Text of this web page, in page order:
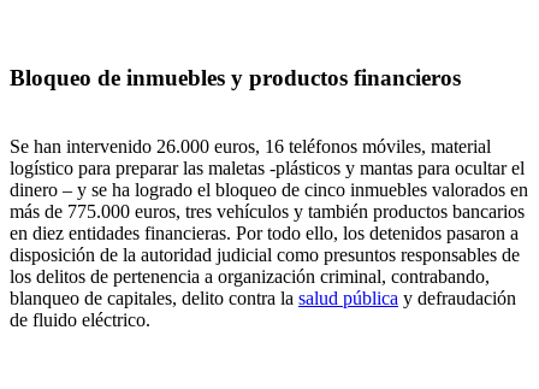
Bloqueo de inmuebles y productos financieros
Se han intervenido 26.000 euros, 16 teléfonos móviles, material
logístico para preparar las maletas -plásticos y mantas para ocultar el
dinero – y se ha logrado el bloqueo de cinco inmuebles valorados en
más de 775.000 euros, tres vehículos y también productos bancarios
en diez entidades financieras. Por todo ello, los detenidos pasaron a
disposición de la autoridad judicial como presuntos responsables de
los delitos de pertenencia a organización criminal, contrabando,
blanqueo de capitales, delito contra la salud pública y defraudación
de fluido eléctrico.